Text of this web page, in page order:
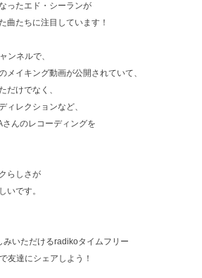
ったエド・シーランが
曲たちに注目しています！
ンネルで、
メイキング動画が公開されていて、
だけでなく、
ィレクションなど、
んのレコーディングを
らしさが
いです。
いただけるradikoタイムフリー
友達にシェアしよう！